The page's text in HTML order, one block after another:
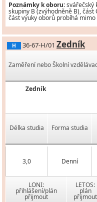
Poznámky k oboru:svářečský
skupiny B (zvýhodněně B),
část výuky oborů probíhá
H 36-67-H/01 Zedník
Zaměření nebo Školní
Zedník
Délka studia Forma studia
3,0 Denní
LONI:
přihlášení/plán
přijmout
LETOS:
plán
přijmout